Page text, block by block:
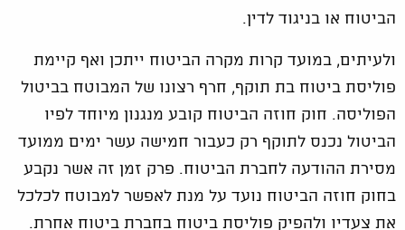
הביטוח או בניגוד לדין.
ולעיתים, במועד קרות מקרה הביטוח ייתכן ואף קיימת
פוליסת ביטוח בת תוקף, חרף רצונו של המבוטח בביטול
הפוליסה. חוק חוזה הביטוח קובע מנגנון מיוחד לפיו
הביטול נכנס לתוקף רק כעבור חמישה עשר ימים ממועד
מסירת ההודעה לחברת הביטוח. פרק זמן זה אשר נקבע
בחוק חוזה הביטוח נועד על מנת לאפשר למבוטח לכלכל
את צעדיו ולהפיק פוליסת ביטוח בחברת ביטוח אחרת.